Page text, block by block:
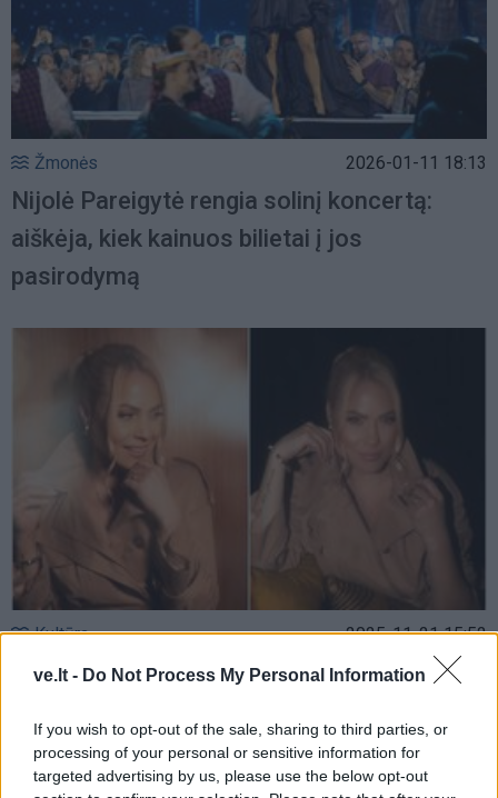
ve.lt - Do Not Process My Personal Information
If you wish to opt-out of the sale, sharing to third parties, or
processing of your personal or sensitive information for
targeted advertising by us, please use the below opt-out
Žmonės 2026-01-11 18:13
Nijolė Pareigytė rengia solinį koncertą:
aiškėja, kiek kainuos bilietai į jos
pasirodymą
Kultūra 2025-11-21 15:52
Nijolė Pareigytė-Rukaitienė pristato dainą